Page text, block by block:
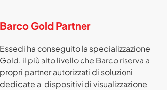
Barco Gold Partner
Essedi ha conseguito la specializzazione
Gold, il più alto livello che Barco riserva a
propri partner autorizzati di soluzioni
dedicate ai dispositivi di visualizzazione